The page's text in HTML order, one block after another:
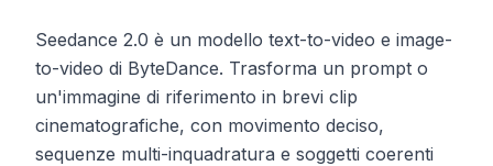
Seedance 2.0 è un modello text-to-video e image-
to-video di ByteDance. Trasforma un prompt o
un'immagine di riferimento in brevi clip
cinematografiche, con movimento deciso,
sequenze multi-inquadratura e soggetti coerenti